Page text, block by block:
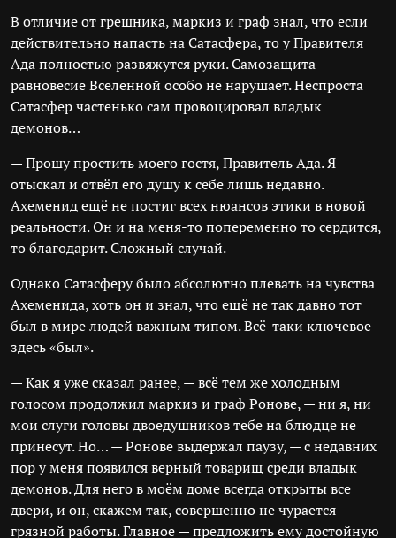
В отличие от грешника, маркиз и граф знал, что если
действительно напасть на Сатасфера, то у Правителя
Ада полностью развяжутся руки. Самозащита
равновесие Вселенной особо не нарушает. Неспроста
Сатасфер частенько сам провоцировал владык
демонов…
— Прошу простить моего гостя, Правитель Ада. Я
отыскал и отвёл его душу к себе лишь недавно.
Ахеменид ещё не постиг всех нюансов этики в новой
реальности. Он и на меня-то попеременно то сердится,
то благодарит. Сложный случай.
Однако Сатасферу было абсолютно плевать на чувства
Ахеменида, хоть он и знал, что ещё не так давно тот
был в мире людей важным типом. Всё-таки ключевое
здесь «был».
— Как я уже сказал ранее, — всё тем же холодным
голосом продолжил маркиз и граф Ронове, — ни я, ни
мои слуги головы двоедушников тебе на блюдце не
принесут. Но… — Ронове выдержал паузу, — с недавних
пор у меня появился верный товарищ среди владык
демонов. Для него в моём доме всегда открыты все
двери, и он, скажем так, совершенно не чурается
грязной работы. Главное — предложить ему достойную